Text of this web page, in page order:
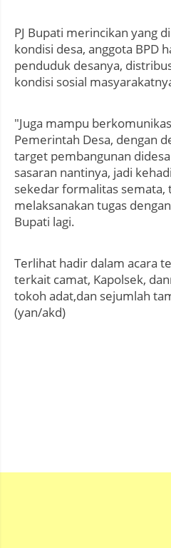
PJ Bupati merincikan yang
kondisi desa, anggota BPD
penduduk desanya,
kondisi sosial
"Juga mampu
Pemerintah Desa, dengan
target pembangunan
sasaran nantinya, jadi
sekedar formalitas semata,
melaksanakan tugas
Bupati lagi.
Terlihat hadir dalam acara
terkait camat, Kapolsek,
tokoh adat,dan sejumlah
(yan/akd)